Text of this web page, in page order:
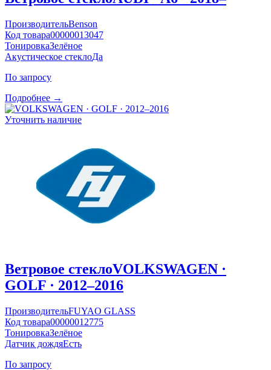
ПроизводительBenson
Код товара00000013047
ТонировкаЗелёное
Акустическое стеклоДа
По запросу
Подробнее →
Уточнить наличие
Ветровое стеклоVOLKSWAGEN ·
GOLF · 2012–2016
ПроизводительFUYAO GLASS
Код товара00000012775
ТонировкаЗелёное
Датчик дождяЕсть
По запросу